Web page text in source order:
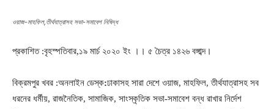
ওয়াজ-মাহফিল,তীর্থযাত্রাসহ সভা-সমাবেশ নিষিদ্ধ
প্রকাশিত :বৃহস্পতিবার,১৯ মার্চ ২০২০ ইং ।। ৫ চৈত্র ১৪২৬ বঙ্গাব্দ।
বিক্রমপুর খবর :অনলাইন ডেস্ক:ঢাকাসহ সারা দেশে ওয়াজ, মাহফিল, তীর্থযাত্রাসহ সব
ধরনের ধর্মীয়, রাজনৈতিক, সামাজিক, সাংস্কৃতিক সভা-সমাবেশ বন্ধ রাখার নির্দেশ